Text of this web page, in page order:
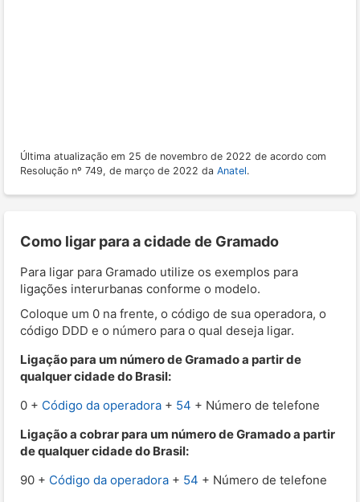
Última atualização em 25 de novembro de 2022 de acordo com
Resolução nº 749, de março de 2022 da Anatel.
Como ligar para a cidade de Gramado
Para ligar para Gramado utilize os exemplos para
ligações interurbanas conforme o modelo.
Coloque um 0 na frente, o código de sua operadora, o
código DDD e o número para o qual deseja ligar.
Ligação para um número de Gramado a partir de
qualquer cidade do Brasil:
0 + Código da operadora + 54 + Número de telefone
Ligação a cobrar para um número de Gramado a partir
de qualquer cidade do Brasil:
90 + Código da operadora + 54 + Número de telefone